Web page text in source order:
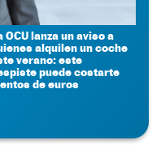
OCU lanza un aviso a
alquilen un coche
verano: este
puede costarte
de euros